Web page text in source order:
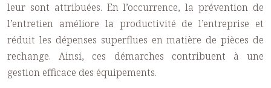
leur sont attribuées. En l’occurrence, la prévention de
l’entretien améliore la productivité de l’entreprise et
réduit les dépenses superflues en matière de pièces de
rechange. Ainsi, ces démarches contribuent à une
gestion efficace des équipements.